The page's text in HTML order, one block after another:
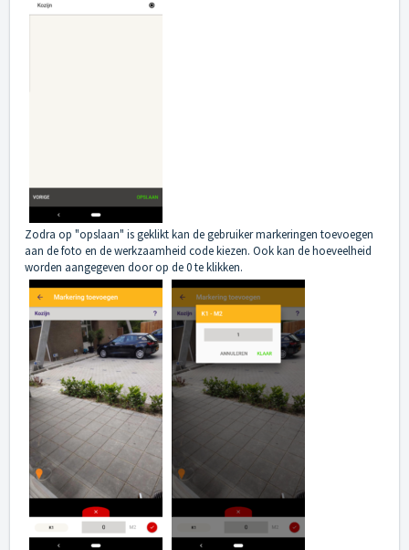
Zodra op "opslaan" is geklikt kan de gebruiker markeringen toevoegen
aan de foto en de werkzaamheid code kiezen. Ook kan de hoeveelheid
worden aangegeven door op de 0 te klikken.